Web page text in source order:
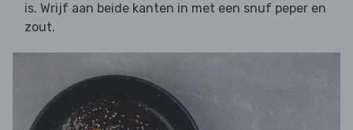
is. Wrijf aan beide kanten in met een snuf peper en
zout.